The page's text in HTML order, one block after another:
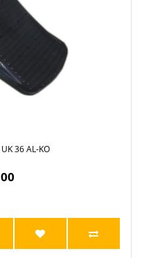
36 AL-KO